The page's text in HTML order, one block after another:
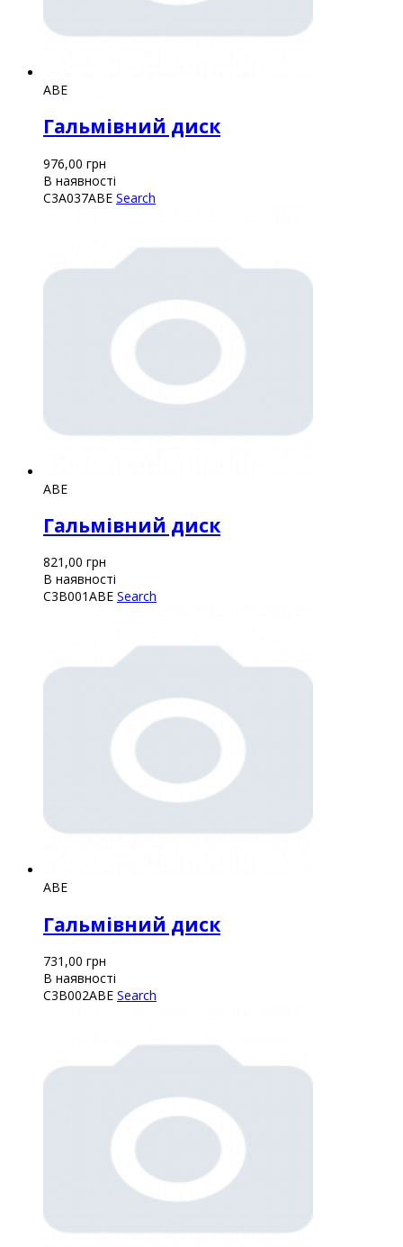
ABE
Гальмівний диск
976,00 грн
В наявності
C3A037ABE Search
ABE
Гальмівний диск
821,00 грн
В наявності
C3B001ABE Search
ABE
Гальмівний диск
731,00 грн
В наявності
C3B002ABE Search